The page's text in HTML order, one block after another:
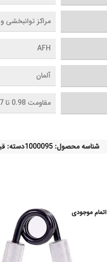
مراکز توانبخشی و
AFH
آلمان
مقاومت 0.98 تا 2.07 کیلوگرم
شناسه محصول:1000095دسته:
اتمام موجودی